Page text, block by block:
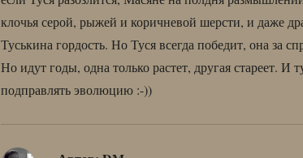
клочья серой, рыжей и коричневой шерсти, и даже
Туськина гордость. Но Туся всегда победит, она за
Но идут годы, одна только растет, другая стареет. И
подправлять эволюцию :-))